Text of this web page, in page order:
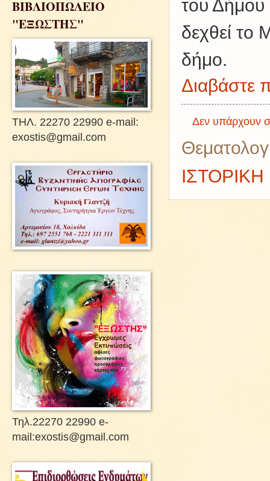
του
δεχθεί το
δήμο.
Διαβάστε
Δεν υπάρχουν
ΒΙΒΛΙΟΠΩΛΕΙΟ
"ΕΞΩΣΤΗΣ"
ΤΗΛ. 22270 22990 e-mail:
exostis@gmail.com
Τηλ.22270 22990 e-
mail:exostis@gmail.com